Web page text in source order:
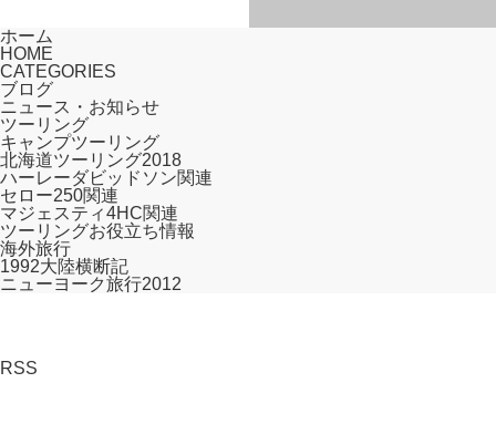
北海道ツーリング2018 #1 出
発＆フェリー乗船
ホーム
HOME
CATEGORIES
ブログ
ニュース・お知らせ
ツーリング
キャンプツーリング
北海道ツーリング2018
ハーレーダビッドソン関連
セロー250関連
マジェスティ4HC関連
ツーリングお役立ち情報
海外旅行
1992大陸横断記
ニューヨーク旅行2012
RSS